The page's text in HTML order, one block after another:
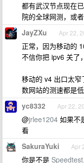
都有武汉节点现在
院的全球网测，或
JayZXu Apr 22,
正常，因为移动的
不信你把 ipv6 关了
移动的 v4 出口太
数网站的测速都是
yc8332 Apr 22,
@jrlee1204 如果不
看
SakuraYuki Apr
你是不是